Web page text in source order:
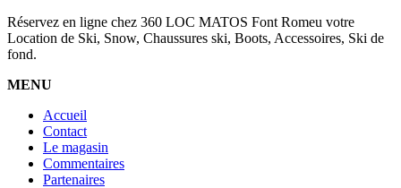
Réservez en ligne chez 360 LOC MATOS Font Romeu votre
Location de Ski, Snow, Chaussures ski, Boots, Accessoires, Ski de
fond.
MENU
Accueil
Contact
Le magasin
Commentaires
Partenaires